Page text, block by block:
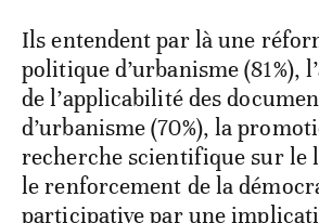
Ils entendent par là une
politique d’urbanisme (81%),
de l’applicabilité des
d’urbanisme (70%), la
recherche scientifique sur le
le renforcement de la
participative par une